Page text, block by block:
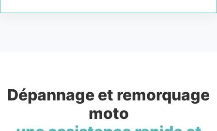
Dépannage et remorquage
moto